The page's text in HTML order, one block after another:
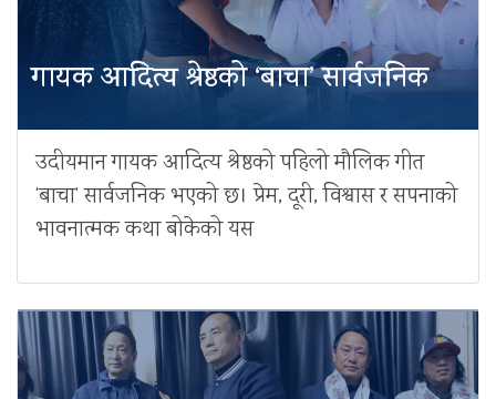
गायक आदित्य श्रेष्ठको ‘बाचा’ सार्वजनिक
उदीयमान गायक आदित्य श्रेष्ठको पहिलो मौलिक गीत
‘बाचा’ सार्वजनिक भएको छ। प्रेम, दूरी, विश्वास र सपनाको
भावनात्मक कथा बोकेको यस